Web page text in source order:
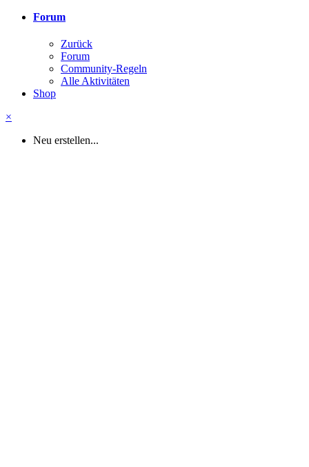
Forum
Zurück
Forum
Community-Regeln
Alle Aktivitäten
Shop
×
Neu erstellen...